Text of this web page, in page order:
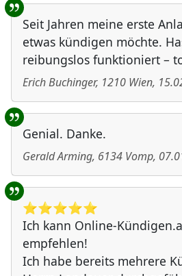
Seit Jahren meine erste
etwas kündigen möchte.
reibungslos funktioniert –
Erich Buchinger, 1210 Wien,
Genial. Danke.
Gerald Arming, 6134 Vomp,
⭐️⭐️⭐️⭐️⭐️
Ich kann Online-
empfehlen!
Ich habe bereits mehrere